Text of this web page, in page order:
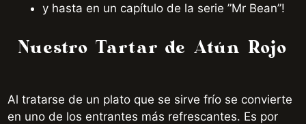
y hasta en un capítulo de la serie ”Mr Bean”!
Nuestro Tartar de Atún Rojo
Al tratarse de un plato que se sirve frío se convierte
en uno de los entrantes más refrescantes. Es por